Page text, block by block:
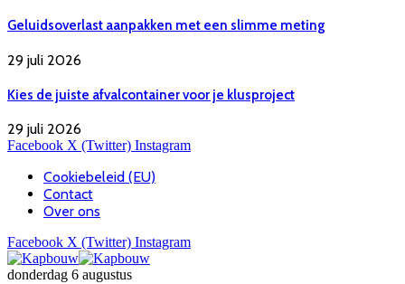
Geluidsoverlast aanpakken met een slimme meting
29 juli 2026
Kies de juiste afvalcontainer voor je klusproject
29 juli 2026
Facebook X (Twitter) Instagram
Cookiebeleid (EU)
Contact
Over ons
Facebook X (Twitter) Instagram
donderdag 6 augustus